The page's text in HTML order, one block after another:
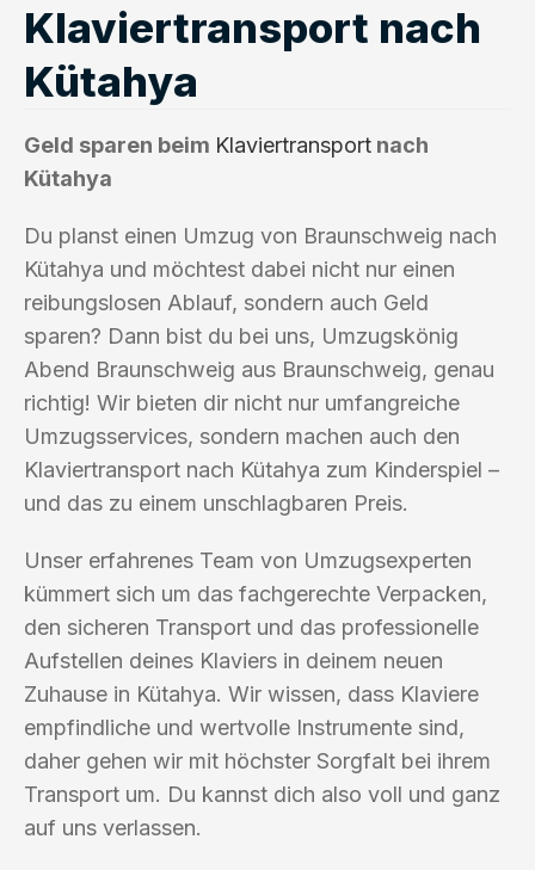
Klaviertransport nach
Kütahya
Geld sparen beim Klaviertransport nach
Kütahya
Du planst einen Umzug von Braunschweig nach
Kütahya und möchtest dabei nicht nur einen
reibungslosen Ablauf, sondern auch Geld
sparen? Dann bist du bei uns, Umzugskönig
Abend Braunschweig aus Braunschweig, genau
richtig! Wir bieten dir nicht nur umfangreiche
Umzugsservices, sondern machen auch den
Klaviertransport nach Kütahya zum Kinderspiel –
und das zu einem unschlagbaren Preis.
Unser erfahrenes Team von Umzugsexperten
kümmert sich um das fachgerechte Verpacken,
den sicheren Transport und das professionelle
Aufstellen deines Klaviers in deinem neuen
Zuhause in Kütahya. Wir wissen, dass Klaviere
empfindliche und wertvolle Instrumente sind,
daher gehen wir mit höchster Sorgfalt bei ihrem
Transport um. Du kannst dich also voll und ganz
auf uns verlassen.